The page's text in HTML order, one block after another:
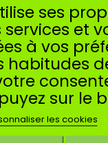
ses
et
à vos
habitudes
sur le
les cookies